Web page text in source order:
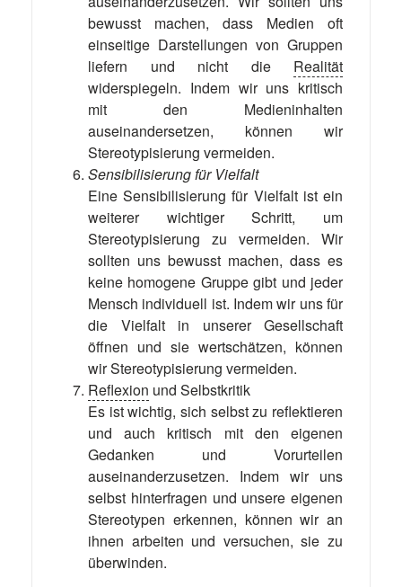
bewusst machen, dass Medien oft
einseitige Darstellungen von Gruppen
liefern und nicht die Realität
widerspiegeln. Indem wir uns kritisch
mit den Medieninhalten
auseinandersetzen, können wir
Stereotypisierung vermeiden.
Sensibilisierung für Vielfalt
Eine Sensibilisierung für Vielfalt ist ein
weiterer wichtiger Schritt, um
Stereotypisierung zu vermeiden. Wir
sollten uns bewusst machen, dass es
keine homogene Gruppe gibt und jeder
Mensch individuell ist. Indem wir uns für
die Vielfalt in unserer Gesellschaft
öffnen und sie wertschätzen, können
wir Stereotypisierung vermeiden.
Reflexion und Selbstkritik
Es ist wichtig, sich selbst zu reflektieren
und auch kritisch mit den eigenen
Gedanken und Vorurteilen
auseinanderzusetzen. Indem wir uns
selbst hinterfragen und unsere eigenen
Stereotypen erkennen, können wir an
ihnen arbeiten und versuchen, sie zu
überwinden.